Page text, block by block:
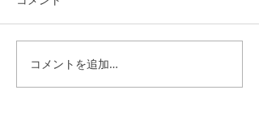
コメントを追加…